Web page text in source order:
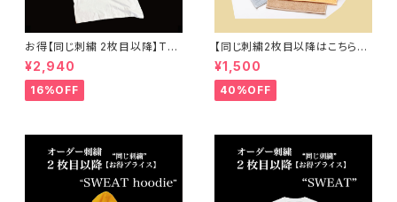
お得【同じ刺繍 2枚目以降】Tシ
ャツ オーダー 刺繍 ( メンズ 、 レ
ディース ) 大人 子供
¥2,940
16%OFF
【同じ刺繍2枚目以降はこちら】
オーダー刺繍 "両面パイル"ハン
ドタオル
¥1,500
40%OFF